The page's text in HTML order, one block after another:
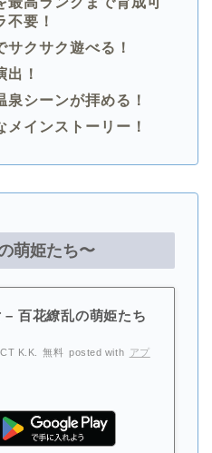
不要！
サクサク遊べる！
出！
シーンが拝める！
インストーリー！
萌姫たち〜
– 百花繚乱の萌姫たち
K.K. 無料 posted with アプ